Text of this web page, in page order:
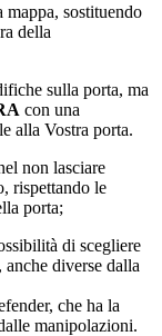
mappa, sostituendo
della
sulla porta, ma
con una
alla Vostra porta.
non lasciare
rispettando le
porta;
di scegliere
diverse dalla
che ha la
manipolazioni.